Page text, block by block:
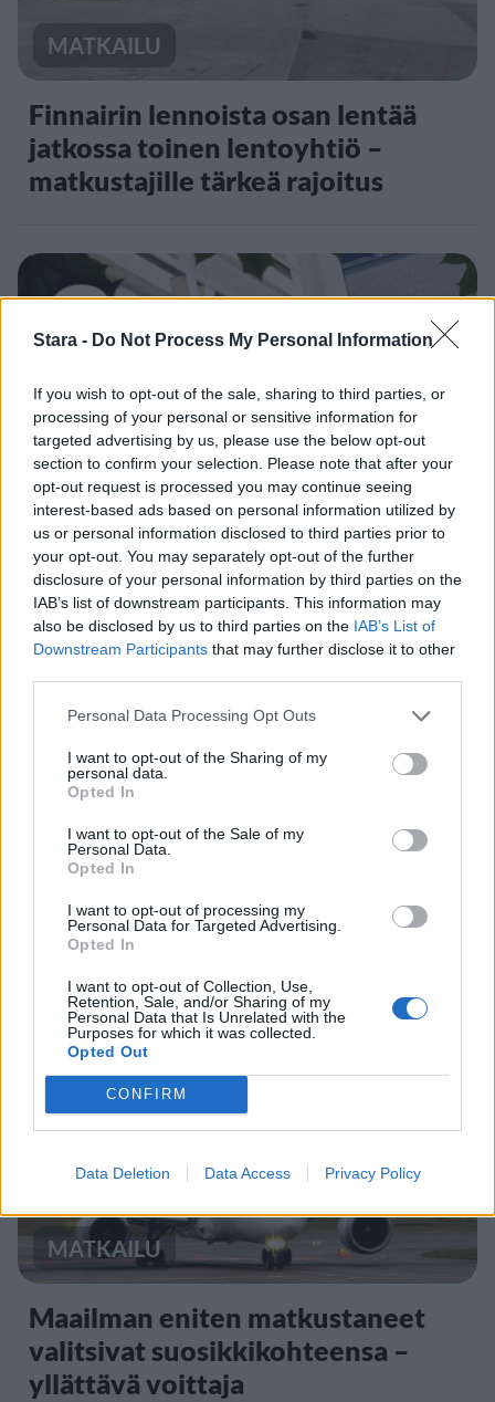
Stara - Do Not Process My Personal Information
If you wish to opt-out of the sale, sharing to third parties, or
processing of your personal or sensitive information for
targeted advertising by us, please use the below opt-out
section to confirm your selection. Please note that after your
opt-out request is processed you may continue seeing
interest-based ads based on personal information utilized by
us or personal information disclosed to third parties prior to
your opt-out. You may separately opt-out of the further
disclosure of your personal information by third parties on the
IAB’s list of downstream participants. This information may
also be disclosed by us to third parties on the IAB’s List of
Downstream Participants that may further disclose it to other
Personal Data Processing Opt Outs
I want to opt-out of the Sharing of my
personal data.
Opted In
I want to opt-out of the Sale of my
Personal Data.
Opted In
I want to opt-out of processing my
Personal Data for Targeted Advertising.
Opted In
I want to opt-out of Collection, Use,
Retention, Sale, and/or Sharing of my
Personal Data that Is Unrelated with the
Purposes for which it was collected.
Opted Out
CONFIRM
Data Deletion Data Access Privacy Policy
MATKAILU
Finnairin lennoista osan lentää
jatkossa toinen lentoyhtiö –
matkustajille tärkeä rajoitus
3
UUTISET
Kela voi leikata tukia
ulkomaanmatkan vuoksi
4
VIIHDEUUTISET
Suolikaasun tuoksu levisi Spider-
Man -näytöksessä – yleisö poistui
5
MATKAILU
Maailman eniten matkustaneet
valitsivat suosikkikohteensa –
yllättävä voittaja